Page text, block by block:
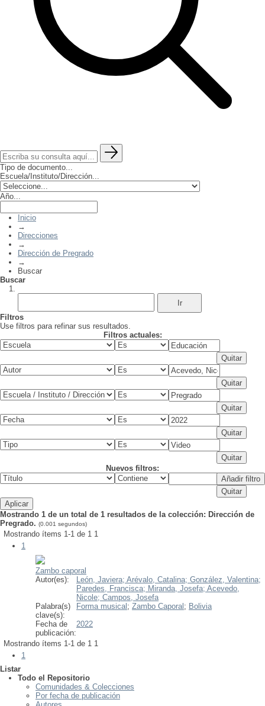
Tipo de documento...
Escuela/Instituto/Dirección...
Año...
Inicio
→
Direcciones
→
Dirección de Pregrado
→
Buscar
Buscar
Filtros
Use filtros para refinar sus resultados.
Filtros actuales:
Nuevos filtros:
Mostrando 1 de un total de 1 resultados de la colección: Dirección de
Pregrado. (0.001 segundos)
Mostrando ítems 1-1 de 1 1
1
Zambo caporal
Autor(es):
León, Javiera; Arévalo, Catalina; González, Valentina;
Paredes, Francisca; Miranda, Josefa; Acevedo,
Nicole; Campos, Josefa
Palabra(s)
clave(s):
Forma musical ; Zambo Caporal ; Bolivia
Fecha de
publicación:
2022
Mostrando ítems 1-1 de 1 1
1
Listar
Todo el Repositorio
Comunidades & Colecciones
Por fecha de publicación